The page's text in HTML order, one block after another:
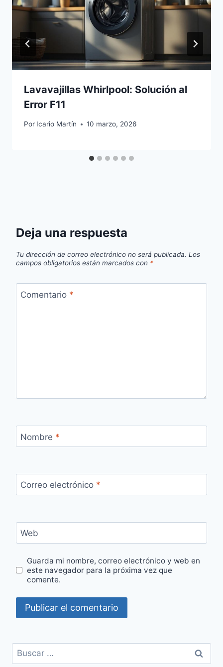
Lavavajillas Whirlpool: Solución al
Error F11
Por Icario Martín 10 marzo, 2026
Deja una respuesta
Tu dirección de correo electrónico no será publicada. Los
campos obligatorios están marcados con *
Comentario *
Nombre *
Correo electrónico *
Web
Guarda mi nombre, correo electrónico y web en
este navegador para la próxima vez que
comente.
Buscar: